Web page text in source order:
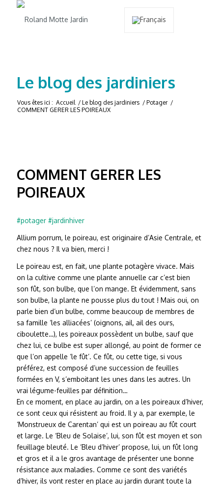
Le blog des jardiniers
Vous êtes ici : Accueil / Le blog des jardiniers / Potager /
COMMENT GERER LES POIREAUX
COMMENT GERER LES
POIREAUX
#potager #jardinhiver
Allium porrum, le poireau, est originaire d’Asie Centrale, et
chez nous ? Il va bien, merci !
Le poireau est, en fait, une plante potagère vivace. Mais
on la cultive comme une plante annuelle car c’est bien
son fût, son bulbe, que l’on mange. Et évidemment, sans
son bulbe, la plante ne pousse plus du tout ! Mais oui, on
parle bien d’un bulbe, comme beaucoup de membres de
sa famille ‘les alliacées’ (oignons, ail, ail des ours,
ciboulette…), les poireaux possèdent un bulbe, sauf que
chez lui, ce bulbe est super allongé, au point de former ce
que l’on appelle ‘le fût’. Ce fût, ou cette tige, si vous
préférez, est composé d’une succession de feuilles
formées en V, s’emboitant les unes dans les autres. Un
vrai légume-feuilles par définition…
En ce moment, en place au jardin, on a les poireaux d’hiver,
ce sont ceux qui résistent au froid. Il y a, par exemple, le
‘Monstrueux de Carentan’ qui est un poireau au fût court
et large. Le ‘Bleu de Solaise’, lui, son fût est moyen et son
feuillage bleuté. Le ‘Bleu d’hiver’ propose, lui, un fût long
et gros et il a le gros avantage de présenter une bonne
résistance aux maladies. Comme ce sont des variétés
d’hiver, ils vont rester en place au jardin durant toute la